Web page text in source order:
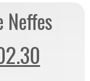
Neffes